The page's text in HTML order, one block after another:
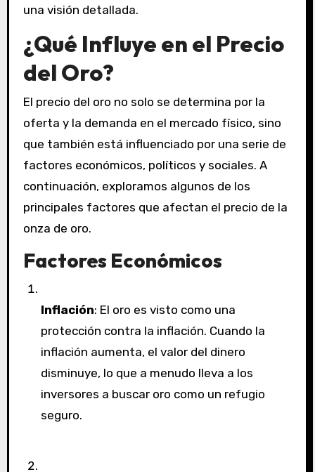
una visión detallada.
¿Qué Influye en el Precio
del Oro?
El precio del oro no solo se determina por la
oferta y la demanda en el mercado físico, sino
que también está influenciado por una serie de
factores económicos, políticos y sociales. A
continuación, exploramos algunos de los
principales factores que afectan el precio de la
onza de oro.
Factores Económicos
Inflación: El oro es visto como una
protección contra la inflación. Cuando la
inflación aumenta, el valor del dinero
disminuye, lo que a menudo lleva a los
inversores a buscar oro como un refugio
seguro.